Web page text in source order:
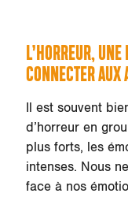
L’HORREUR,
CONNECTER AUX
Il est souvent
d’horreur en
plus forts, les
intenses. Nous
face à nos